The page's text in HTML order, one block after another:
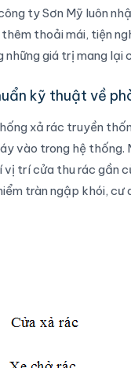
ty Sơn Mỹ luôn
thoải mái, tiện
giá trị mang
kỹ thuật về
xả rác truyền
vào trong hệ
trí cửa thu rác gần
tràn ngập khói, cư